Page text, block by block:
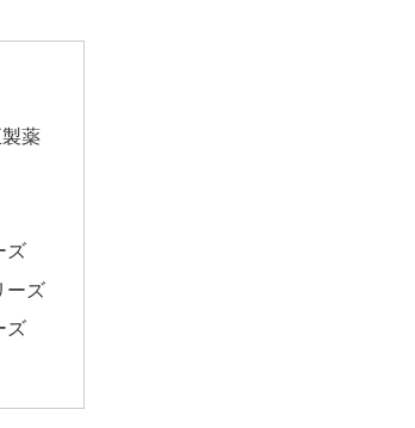
薬
ズ
ーズ
ズ